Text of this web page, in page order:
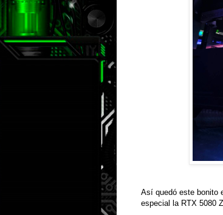
Así quedó este bonito
especial la RTX 5080